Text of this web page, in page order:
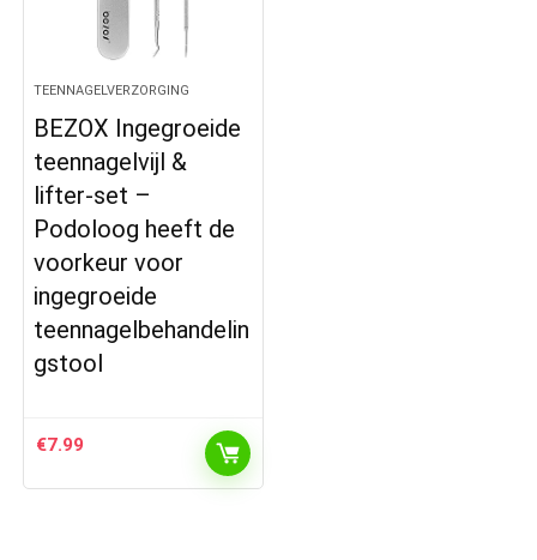
TEENNAGELVERZORGING
BEZOX Ingegroeide
teennagelvijl &
lifter-set –
Podoloog heeft de
voorkeur voor
ingegroeide
teennagelbehandelin
gstool
€7.99